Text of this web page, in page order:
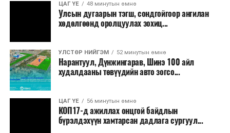
дуудлагын төвүүдэд нөлөөлөхөөр байна. Тухайлбал,
Мароккогийн дуудлагын төвүүдийн орлогын 80 гаруй
хувь Францын зах зээлээс бүрддэг бөгөөд тус улсын
40–50 мянган ажлын байр эрсдэлд орж болзошгүйг
Мароккогийн хөдөлмөр эрхлэлтийн сайд мэдэгджээ.
ЦАГ ҮЕ 48 минутын өмнө
Улсын дугаарын тэгш, сондгойгоор ангилан
хөдөлгөөнд оролцуулах зохиц...
УЛСТӨР НИЙГЭМ 52 минутын өмнө
Нарантуул, Дүнжингарав, Шинэ 100 айл
худалдааны төвүүдийн авто зогсо...
ЦАГ ҮЕ 56 минутын өмнө
КОП17-д ажиллах онцгой байдлын
бүрэлдэхүүн хамтарсан дадлага сургуул...